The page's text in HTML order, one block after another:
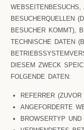
EBSEITENBESUCHS,
ESUCHERQUELLEN
ESUCHER KOMMT),
ECHNISCHE DATEN
IESEM ZWECK
OLGENDE DATEN:
REFERRER
ANGEFORDERTE
BROWSERTYP